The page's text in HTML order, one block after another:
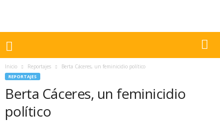
Inicio Reportajes Berta Cáceres, un feminicidio político
REPORTAJES
Berta Cáceres, un feminicidio
político